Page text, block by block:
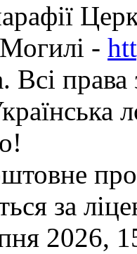
-
Всі
за
2026,